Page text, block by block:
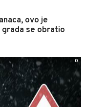
ovo je
grada se obratio
0